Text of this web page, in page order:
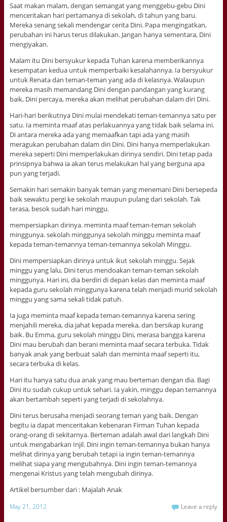
Saat makan malam, dengan semangat yang menggebu-gebu Dini
menceritakan hari pertamanya di sekolah, di tahun yang baru.
Mereka senang sekali mendengar cerita Dini. Papa mengingatkan,
perubahan ini harus terus dilakukan. Jangan hanya sementara, Dini
mengiyakan.
Malam itu Dini bersyukur kepada Tuhan karena memberikannya
kesempatan kedua untuk memperbaiki kesalahannya. Ia bersyukur
untuk Renata dan teman-teman yang ada di kelasnya. Walaupun
mereka masih memandang Dini dengan pandangan yang kurang
baik, Dini percaya, mereka akan melihat perubahan dalam diri Dini.
Hari-hari berikutnya Dini mulai mendekati teman-temannya satu per
satu. Ia meminta maaf atas perlakuannya yang tidak baik selama ini.
Di antara mereka ada yang memaafkan tapi ada yang masih
meragukan perubahan dalam diri Dini. Dini hanya memperlakukan
mereka seperti Dini memperlakukan dirinya sendiri. Dini tetap pada
prinsipnya bahwa ia akan terus melakukan hal yang berguna apa
pun yang terjadi.
Semakin hari semakin banyak teman yang menemani Dini bersepeda
baik sewaktu pergi ke sekolah maupun pulang dari sekolah. Tak
terasa, besok sudah hari minggu.
mempersiapkan dirinya. meminta maaf teman-teman sekolah
minggunya. sekolah minggunya sekolah minggu meminta maaf
kepada teman-temannya teman-temannya sekolah Minggu.
Dini mempersiapkan dirinya untuk ikut sekolah minggu. Sejak
minggu yang lalu, Dini terus mendoakan teman-teman sekolah
minggunya. Hari ini, dia berdiri di depan kelas dan meminta maaf
kepada guru sekolah minggunya karena telah menjadi murid sekolah
minggu yang sama sekali tidak patuh.
Ia juga meminta maaf kepada teman-temannya karena sering
menjahili mereka, dia jahat kepada mereka, dan bersikap kurang
baik. Bu Emma, guru sekolah minggu Dini, merasa bangga karena
Dini mau berubah dan berani meminta maaf secara terbuka. Tidak
banyak anak yang berbuat salah dan meminta maaf seperti itu,
secara terbuka di kelas.
Hari itu hanya satu dua anak yang mau berteman dengan dia. Bagi
Dini itu sudah cukup untuk sehari. Ia yakin, minggu depan temannya
akan bertambah seperti yang terjadi di sekolahnya.
Dini terus berusaha menjadi seorang teman yang baik. Dengan
begitu ia dapat menceritakan kebenaran Firman Tuhan kepada
orang-orang di sekitarnya. Berteman adalah awal dari langkah Dini
untuk mengabarkan Injil. Dini ingin teman-temannya bukan hanya
melihat dirinya yang berubah tetapi ia ingin teman-temannya
melihat siapa yang mengubahnya. Dini ingin teman-temannya
mengenai Kristus yang telah mengubah dirinya.
Artikel bersumber dari : Majalah Anak
May 21, 2012 Leave a reply